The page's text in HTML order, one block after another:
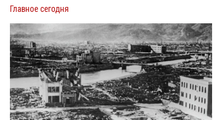
Главное сегодня